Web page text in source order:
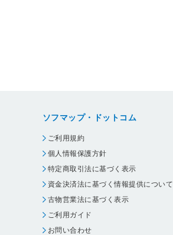
ソフマップ・ドットコム
ご利用規約
個人情報保護方針
特定商取引法に基づく表示
資金決済法に基づく情報提供について
古物営業法に基づく表示
ご利用ガイド
お問い合わせ